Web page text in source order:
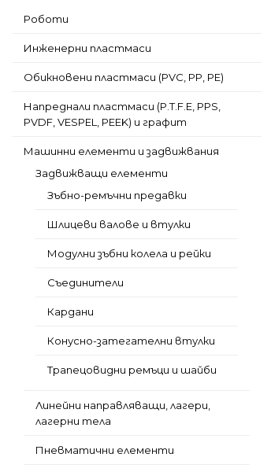
Роботи
Инженерни пластмаси
Обикновени пластмаси (PVC, PP, PE)
Напреднали пластмаси (P.T.F.E, PPS,
PVDF, VESPEL, PEEK) и графит
Машинни елементи и задвижвания
Задвижващи елементи
Зъбно-ремъчни предавки
Шлицеви валове и втулки
Модулни зъбни колела и рейки
Съединители
Кардани
Конусно-затегателни втулки
Трапецовидни ремъци и шайби
Линейни направляващи, лагери,
лагерни тела
Пневматични елементи